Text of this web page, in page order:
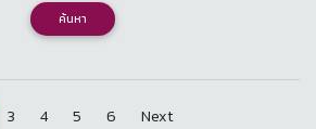
ค้นหา
3 4 5 6 Next